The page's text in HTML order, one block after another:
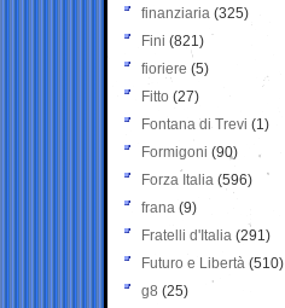
finanziaria (325)
Fini (821)
fioriere (5)
Fitto (27)
Fontana di Trevi (1)
Formigoni (90)
Forza Italia (596)
frana (9)
Fratelli d'Italia (291)
Futuro e Libertà (510)
g8 (25)